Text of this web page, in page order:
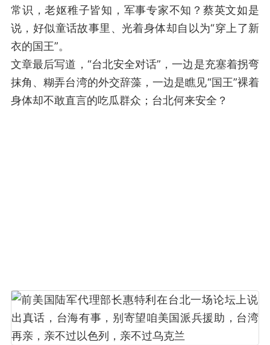
常识，老妪稚子皆知，军事专家不知？蔡英文如是
说，好似童话故事里、光着身体却自以为“穿上了新
衣的国王”。
文章最后写道，“台北安全对话”，一边是充塞着拐弯
抹角、糊弄台湾的外交辞藻，一边是瞧见“国王”裸着
身体却不敢直言的吃瓜群众；台北何来安全？